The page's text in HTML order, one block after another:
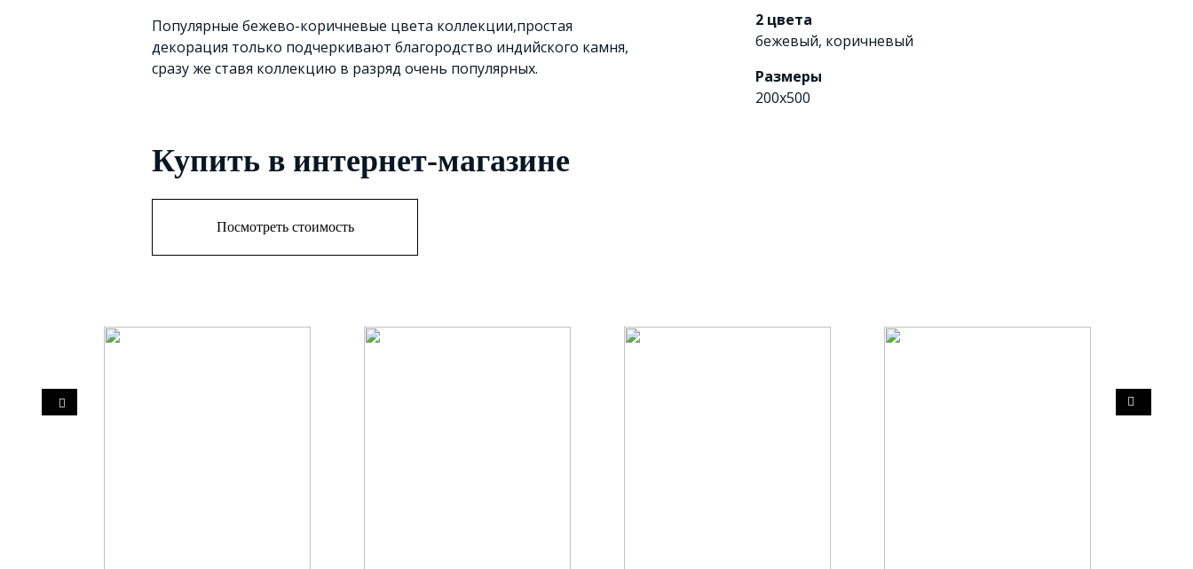
Популярные бежево-коричневые цвета коллекции,простая
декорация только подчеркивают благородство индийского камня,
сразу же ставя коллекцию в разряд очень популярных.
2 цвета
бежевый, коричневый
Размеры
200x500
Купить в интернет-магазине
Посмотреть стоимость